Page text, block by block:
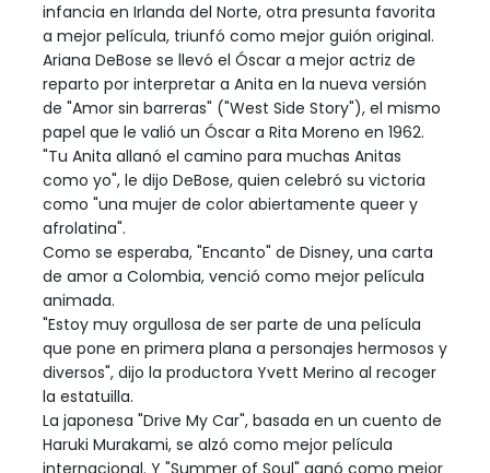
infancia en Irlanda del Norte, otra presunta favorita
a mejor película, triunfó como mejor guión original.
Ariana DeBose se llevó el Óscar a mejor actriz de
reparto por interpretar a Anita en la nueva versión
de "Amor sin barreras" ("West Side Story"), el mismo
papel que le valió un Óscar a Rita Moreno en 1962.
"Tu Anita allanó el camino para muchas Anitas
como yo", le dijo DeBose, quien celebró su victoria
como "una mujer de color abiertamente queer y
afrolatina".
Como se esperaba, "Encanto" de Disney, una carta
de amor a Colombia, venció como mejor película
animada.
"Estoy muy orgullosa de ser parte de una película
que pone en primera plana a personajes hermosos y
diversos", dijo la productora Yvett Merino al recoger
la estatuilla.
La japonesa "Drive My Car", basada en un cuento de
Haruki Murakami, se alzó como mejor película